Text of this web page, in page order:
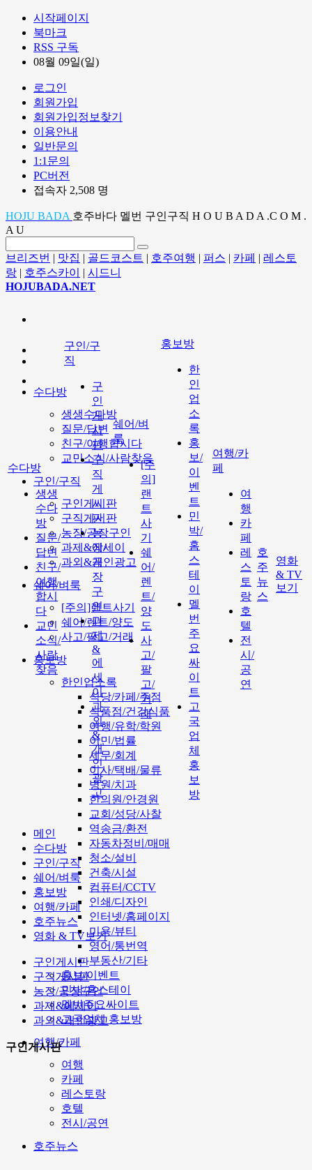
시작페이지
북마크
RSS 구독
08월 09일(일)
로그인
회원가입
회원가입정보찾기
이용안내
일반문의
1:1문의
PC버전
접속자 2,508 명
HOJU BADA 호주바다 멜번 구인구직 H O U B A D A .C O M .
A U
브리즈번 | 맛집 | 골드코스트 | 호주여행 | 퍼스 | 카페 | 레스토
랑 | 호주스카이 | 시드니
HOJUBADA.NET
수다방
생생수다방
질문/답변
친구/여행합시다
교민소식/사람찾음
구인/구직
구인게시판
구직게시판
농장/공장구인
과제&에세이
과외&개인광고
쉐어/벼룩
[주의]랜트사기
쉐어/렌트/양도
사고/팔고/거래
홍보방
한인업소록
식당/카페/주점
식품점/건강식품
여행/유학/학원
이민/법률
세무/회계
이사/택배/물류
병원/치과
한의원/안경원
교회/성당/사찰
역송금/환전
자동차정비/매매
청소/설비
건축/시설
컴퓨터/CCTV
인쇄/디자인
인터넷/홈페이지
미용/뷰티
영어/통번역
부동산/기타
홍보/이벤트
민박/홈스테이
멜번주요싸이트
고국업체 홍보방
여행/카페
여행
카페
레스토랑
호텔
전시/공연
호주뉴스
수다방
생생
수다
방
질문/
답변
친구/
여행
합시
다
교민
소식/
사람
찾음
구인/구
직
구
인
게
시
판
구
직
게
시
판
농
장/
공
장
구
인
과
제
&
에
세
이
과
외
&
개
인
광
고
쉐어/벼
룩
[주
의]
랜
트
사
기
쉐
어/
렌
트/
양
도
사
고/
팔
고/
거
래
홍보방
한
인
업
소
록
홍
보/
이
벤
트
민
박/
홈
스
테
이
멜
번
주
요
싸
이
트
고
국
업
체
홍
보
방
여행/카
페
여
행
카
페
레
스
토
랑
호
텔
전
시/
공
연
호
주
뉴
스
영화
& TV
보기
메인
수다방
구인/구직
쉐어/벼룩
홍보방
여행/카페
호주뉴스
영화 & TV보기
구인게시판
구직게시판
농장/공장구인
과제&에세이
과외&개인광고
구인게시판